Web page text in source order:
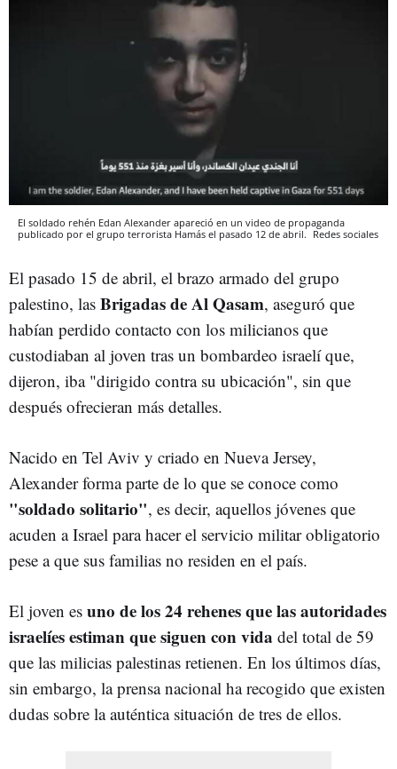
El soldado rehén Edan Alexander apareció en un video de propaganda
publicado por el grupo terrorista Hamás el pasado 12 de abril. Redes sociales
El pasado 15 de abril, el brazo armado del grupo
palestino, las Brigadas de Al Qasam, aseguró que
habían perdido contacto con los milicianos que
custodiaban al joven tras un bombardeo israelí que,
dijeron, iba "dirigido contra su ubicación", sin que
después ofrecieran más detalles.
Nacido en Tel Aviv y criado en Nueva Jersey,
Alexander forma parte de lo que se conoce como
"soldado solitario", es decir, aquellos jóvenes que
acuden a Israel para hacer el servicio militar obligatorio
pese a que sus familias no residen en el país.
El joven es uno de los 24 rehenes que las autoridades
israelíes estiman que siguen con vida del total de 59
que las milicias palestinas retienen. En los últimos días,
sin embargo, la prensa nacional ha recogido que existen
dudas sobre la auténtica situación de tres de ellos.